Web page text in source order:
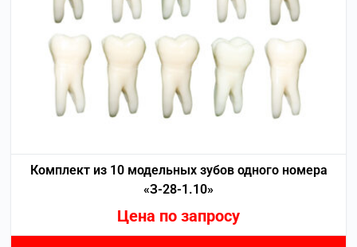
Комплект из 10 модельных зубов одного номера
«З-28-1.10»
Цена по запросу